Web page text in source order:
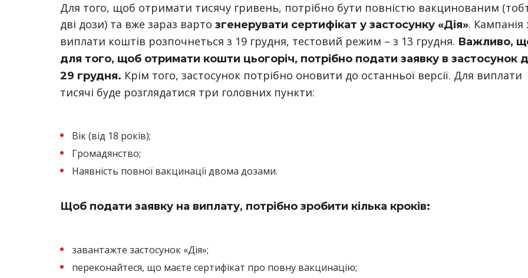
Для того, щоб отримати тисячу гривень, потрібно бути повністю вакцинованим
дві дози) та вже зараз варто згенерувати сертифікат у застосунку «Дія». Кампанія
виплати коштів розпочнеться з 19 грудня, тестовий режим – з 13 грудня. Важливо,
для того, щоб отримати кошти цьогоріч, потрібно подати заявку в застосунок
29 грудня. Крім того, застосунок потрібно оновити до останньої версії. Для виплати
тисячі буде розглядатися три головних пункти:
Вік (від 18 років);
Громадянство;
Наявність повної вакцинації двома дозами.
Щоб подати заявку на виплату, потрібно зробити кілька кроків:
завантажте застосунок «Дія»;
переконайтеся, що маєте сертифікат про повну вакцинацію;